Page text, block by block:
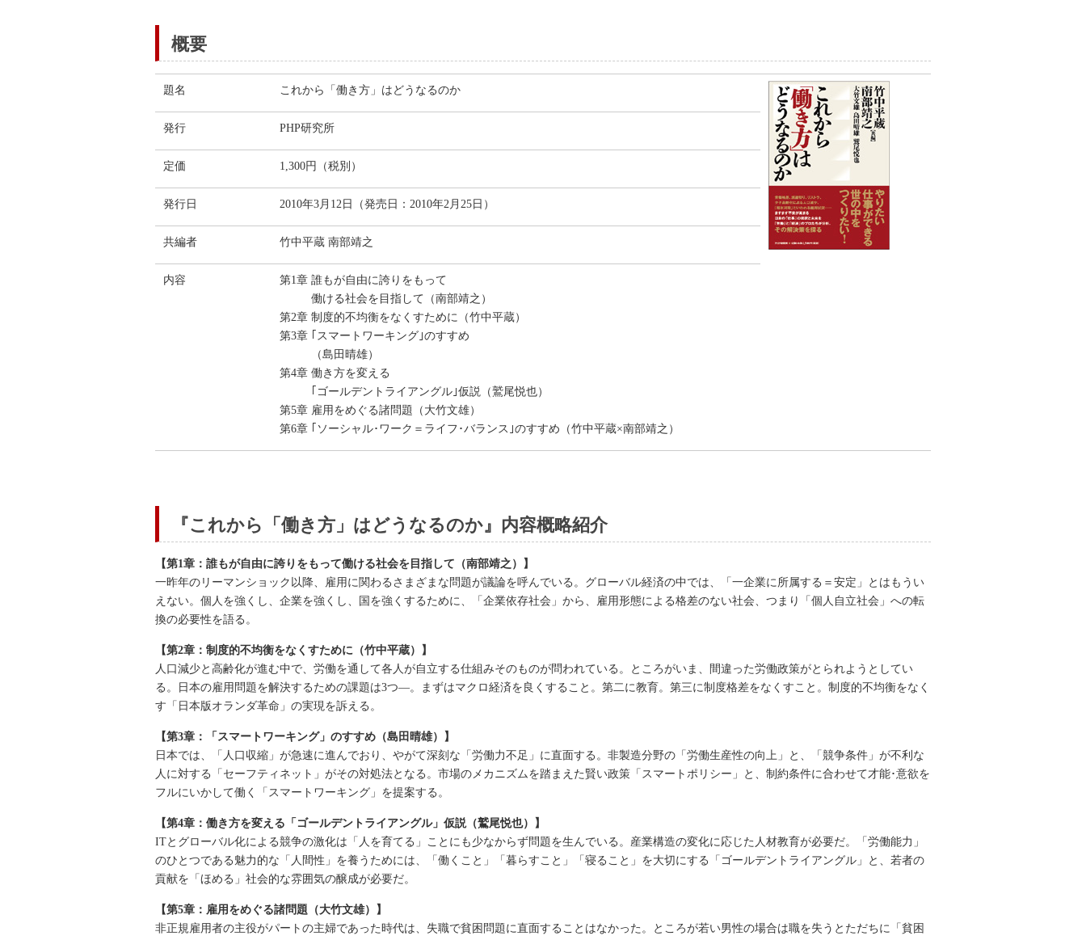
概要
題名 これから「働き方」はどうなるのか
発行 PHP研究所
定価 1,300円（税別）
発行日 2010年3月12日（発売日：2010年2月25日）
共編者 竹中平蔵 南部靖之
内容
第1章 誰もが自由に誇りをもって
働ける社会を目指して（南部靖之）
第2章 制度的不均衡をなくすために（竹中平蔵）
第3章 ｢スマートワーキング｣のすすめ
（島田晴雄）
第4章 働き方を変える
｢ゴールデントライアングル｣仮説（鷲尾悦也）
第5章 雇用をめぐる諸問題（大竹文雄）
第6章 ｢ソーシャル･ワーク＝ライフ･バランス｣のすすめ（竹中平蔵×南部靖之）
『これから「働き方」はどうなるのか』内容概略紹介
【第1章：誰もが自由に誇りをもって働ける社会を目指して（南部靖之）】
一昨年のリーマンショック以降、雇用に関わるさまざまな問題が議論を呼んでいる。グローバル経済の中では、「一企業に所属する＝安定」とはもうい
えない。個人を強くし、企業を強くし、国を強くするために、「企業依存社会」から、雇用形態による格差のない社会、つまり「個人自立社会」への転
換の必要性を語る。
【第2章：制度的不均衡をなくすために（竹中平蔵）】
人口減少と高齢化が進む中で、労働を通して各人が自立する仕組みそのものが問われている。ところがいま、間違った労働政策がとられようとしてい
る。日本の雇用問題を解決するための課題は3つ―。まずはマクロ経済を良くすること。第二に教育。第三に制度格差をなくすこと。制度的不均衡をなく
す「日本版オランダ革命」の実現を訴える。
【第3章：「スマートワーキング」のすすめ（島田晴雄）】
日本では、「人口収縮」が急速に進んでおり、やがて深刻な「労働力不足」に直面する。非製造分野の「労働生産性の向上」と、「競争条件」が不利な
人に対する「セーフティネット」がその対処法となる。市場のメカニズムを踏まえた賢い政策「スマートポリシー」と、制約条件に合わせて才能･意欲を
フルにいかして働く「スマートワーキング」を提案する。
【第4章：働き方を変える「ゴールデントライアングル」仮説（鷲尾悦也）】
ITとグローバル化による競争の激化は「人を育てる」ことにも少なからず問題を生んでいる。産業構造の変化に応じた人材教育が必要だ。「労働能力」
のひとつである魅力的な「人間性」を養うためには、「働くこと」「暮らすこと」「寝ること」を大切にする「ゴールデントライアングル」と、若者の
貢献を「ほめる」社会的な雰囲気の醸成が必要だ。
【第5章：雇用をめぐる諸問題（大竹文雄）】
非正規雇用者の主役がパートの主婦であった時代は、失職で貧困問題に直面することはなかった。ところが若い男性の場合は職を失うとただちに「貧困